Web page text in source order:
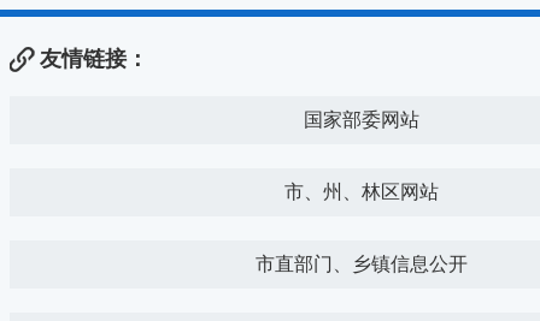
友情链接：
国家部委网站
市、州、林区网站
市直部门、乡镇信息公开